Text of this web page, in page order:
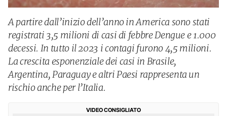
A partire dall’inizio dell’anno in America sono stati
registrati 3,5 milioni di casi di febbre Dengue e 1.000
decessi. In tutto il 2023 i contagi furono 4,5 milioni.
La crescita esponenziale dei casi in Brasile,
Argentina, Paraguay e altri Paesi rappresenta un
rischio anche per l’Italia.
VIDEO CONSIGLIATO